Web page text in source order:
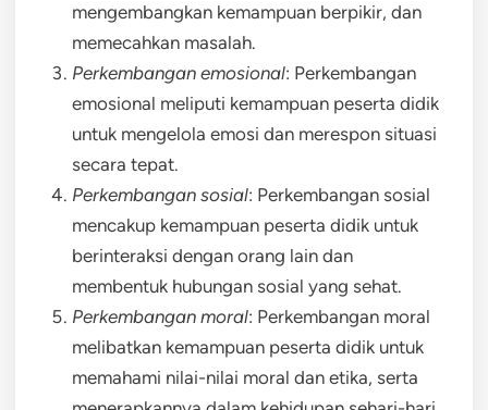
mengembangkan kemampuan berpikir, dan
memecahkan masalah.
Perkembangan emosional: Perkembangan
emosional meliputi kemampuan peserta didik
untuk mengelola emosi dan merespon situasi
secara tepat.
Perkembangan sosial: Perkembangan sosial
mencakup kemampuan peserta didik untuk
berinteraksi dengan orang lain dan
membentuk hubungan sosial yang sehat.
Perkembangan moral: Perkembangan moral
melibatkan kemampuan peserta didik untuk
memahami nilai-nilai moral dan etika, serta